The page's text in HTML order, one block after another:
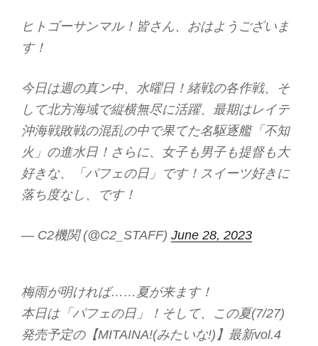
ヒトゴーサンマル！皆さん、おはようございま
す！
今日は週の真ン中、水曜日！緒戦の各作戦、そ
して北方海域で縦横無尽に活躍、最期はレイテ
沖海戦敗戦の混乱の中で果てた名駆逐艦「不知
火」の進水日！さらに、女子も男子も提督も大
好きな、「パフェの日」です！スイーツ好きに
落ち度なし、です！
— C2機関 (@C2_STAFF) June 28, 2023
梅雨が明ければ……夏が来ます！
本日は「パフェの日」！そして、この夏(7/27)
発売予定の【MITAINA!(みたいな!)】最新vol.4